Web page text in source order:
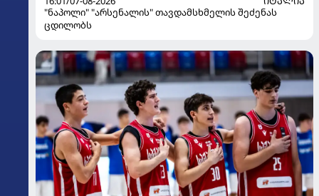
"ნაპოლი" "არსენალის" თავდამსხმელის შეძენას
ცდილობს